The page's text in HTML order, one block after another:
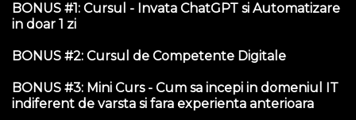
BONUS #1: Cursul - Invata ChatGPT si Automatizare
in doar 1 zi
BONUS #2: Cursul de Competente Digitale
BONUS #3: Mini Curs - Cum sa incepi in domeniul IT
indiferent de varsta si fara experienta anterioara